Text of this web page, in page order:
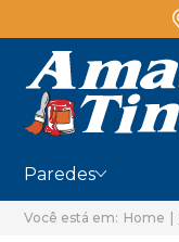
Paredes
Home